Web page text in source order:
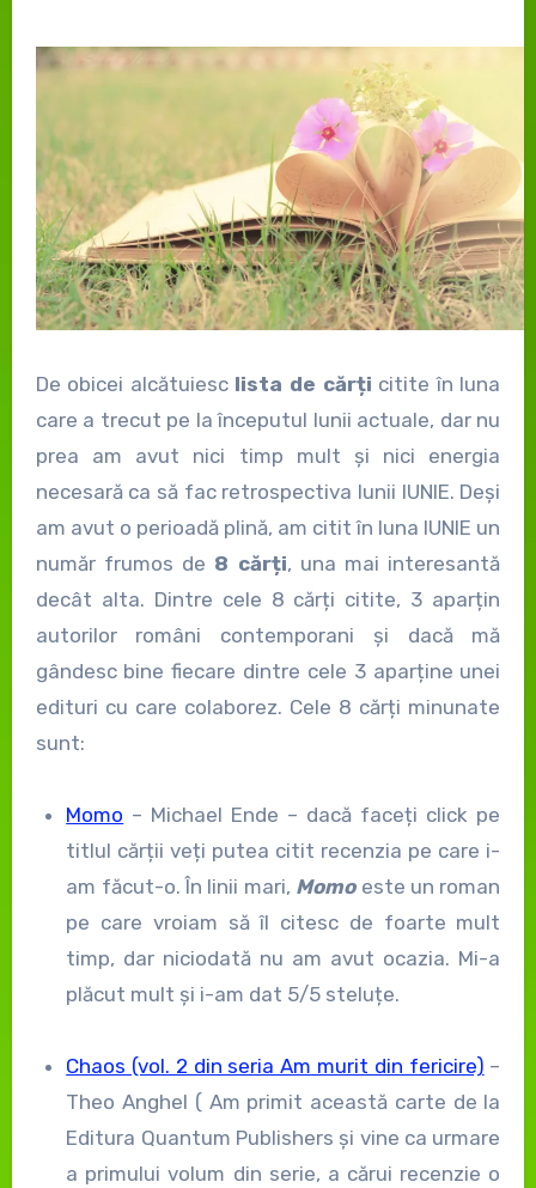
De obicei alcătuiesc lista de cărți citite în luna
care a trecut pe la începutul lunii actuale, dar nu
prea am avut nici timp mult și nici energia
necesară ca să fac retrospectiva lunii IUNIE. Deși
am avut o perioadă plină, am citit în luna IUNIE un
număr frumos de 8 cărți, una mai interesantă
decât alta. Dintre cele 8 cărți citite, 3 aparțin
autorilor români contemporani și dacă mă
gândesc bine fiecare dintre cele 3 aparține unei
edituri cu care colaborez. Cele 8 cărți minunate
sunt:
Momo – Michael Ende – dacă faceți click pe
titlul cărții veți putea citit recenzia pe care i-
am făcut-o. În linii mari, Momoeste un roman
pe care vroiam să îl citesc de foarte mult
timp, dar niciodată nu am avut ocazia. Mi-a
plăcut mult și i-am dat 5/5 steluțe.
Chaos (vol. 2 din seria Am murit din fericire) –
Theo Anghel ( Am primit această carte de la
Editura Quantum Publishers și vine ca urmare
a primului volum din serie, a cărui recenzie o